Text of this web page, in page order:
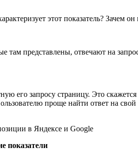
этот показатель? Зачем
там представлены, отвечают на
его запросу страницу. Это
проще найти ответ на свой
показатели